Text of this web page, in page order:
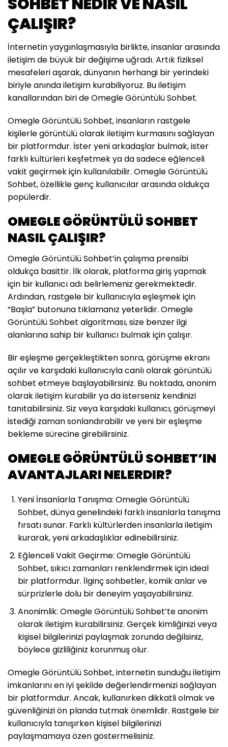
ÇALIŞIR?
İnternetin yaygınlaşmasıyla birlikte, insanlar arasında
iletişim de büyük bir değişime uğradı. Artık fiziksel
mesafeleri aşarak, dünyanın herhangi bir yerindeki
biriyle anında iletişim kurabiliyoruz. Bu iletişim
kanallarından biri de Omegle Görüntülü Sohbet.
Omegle Görüntülü Sohbet, insanların rastgele
kişilerle görüntülü olarak iletişim kurmasını sağlayan
bir platformdur. İster yeni arkadaşlar bulmak, ister
farklı kültürleri keşfetmek ya da sadece eğlenceli
vakit geçirmek için kullanılabilir. Omegle Görüntülü
Sohbet, özellikle genç kullanıcılar arasında oldukça
popülerdir.
OMEGLE GÖRÜNTÜLÜ SOHBET
NASIL ÇALIŞIR?
Omegle Görüntülü Sohbet’in çalışma prensibi
oldukça basittir. İlk olarak, platforma giriş yapmak
için bir kullanıcı adı belirlemeniz gerekmektedir.
Ardından, rastgele bir kullanıcıyla eşleşmek için
“Başla” butonuna tıklamanız yeterlidir. Omegle
Görüntülü Sohbet algoritması, size benzer ilgi
alanlarına sahip bir kullanıcı bulmak için çalışır.
Bir eşleşme gerçekleştikten sonra, görüşme ekranı
açılır ve karşıdaki kullanıcıyla canlı olarak görüntülü
sohbet etmeye başlayabilirsiniz. Bu noktada, anonim
olarak iletişim kurabilir ya da isterseniz kendinizi
tanıtabilirsiniz. Siz veya karşıdaki kullanıcı, görüşmeyi
istediği zaman sonlandırabilir ve yeni bir eşleşme
bekleme sürecine girebilirsiniz.
OMEGLE GÖRÜNTÜLÜ SOHBET’IN
AVANTAJLARI NELERDIR?
Yeni İnsanlarla Tanışma: Omegle Görüntülü
Sohbet, dünya genelindeki farklı insanlarla tanışma
fırsatı sunar. Farklı kültürlerden insanlarla iletişim
kurarak, yeni arkadaşlıklar edinebilirsiniz.
Eğlenceli Vakit Geçirme: Omegle Görüntülü
Sohbet, sıkıcı zamanları renklendirmek için ideal
bir platformdur. İlginç sohbetler, komik anlar ve
sürprizlerle dolu bir deneyim yaşayabilirsiniz.
Anonimlik: Omegle Görüntülü Sohbet’te anonim
olarak iletişim kurabilirsiniz. Gerçek kimliğinizi veya
kişisel bilgilerinizi paylaşmak zorunda değilsiniz,
böylece gizliliğiniz korunmuş olur.
Omegle Görüntülü Sohbet, internetin sunduğu iletişim
imkanlarını en iyi şekilde değerlendirmenizi sağlayan
bir platformdur. Ancak, kullanırken dikkatli olmak ve
güvenliğinizi ön planda tutmak önemlidir. Rastgele bir
kullanıcıyla tanışırken kişisel bilgilerinizi
paylaşmamaya özen göstermelisiniz.